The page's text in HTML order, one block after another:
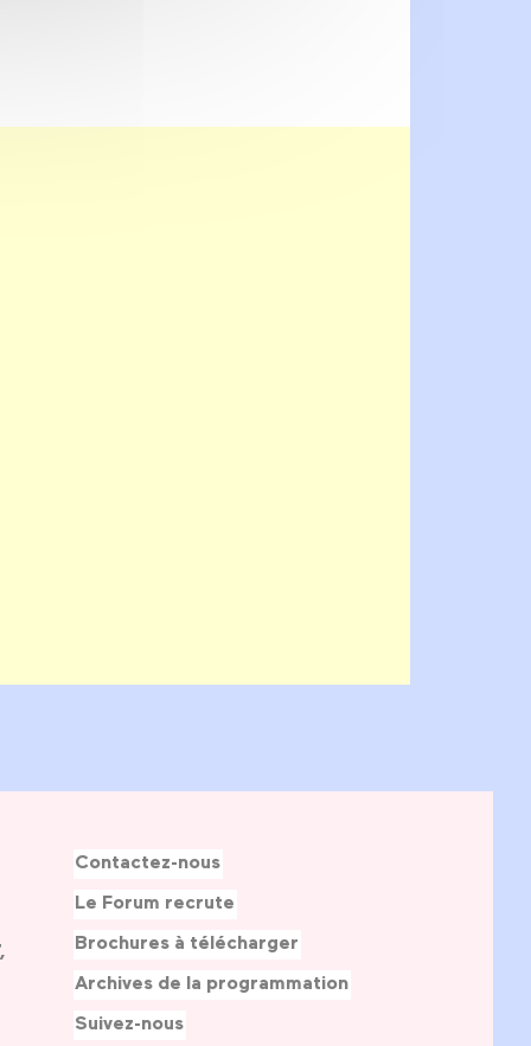
Contactez-nous
Le Forum recrute
Brochures à télécharger
Archives de la programmation
Suivez-nous